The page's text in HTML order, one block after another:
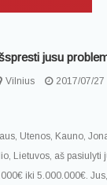
jusu
Vilnius 2017/07/27
Utenos, Kauno,
Lietuvos, aš pasiulyti
iki 5.000.000€.